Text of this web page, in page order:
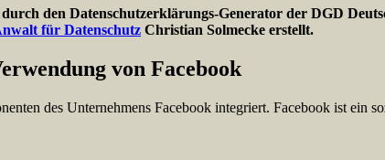
den Datenschutzerklärungs-Generator der DGD
für Datenschutz Christian Solmecke erstellt.
von Facebook
des Unternehmens Facebook integriert. Facebook ist ein